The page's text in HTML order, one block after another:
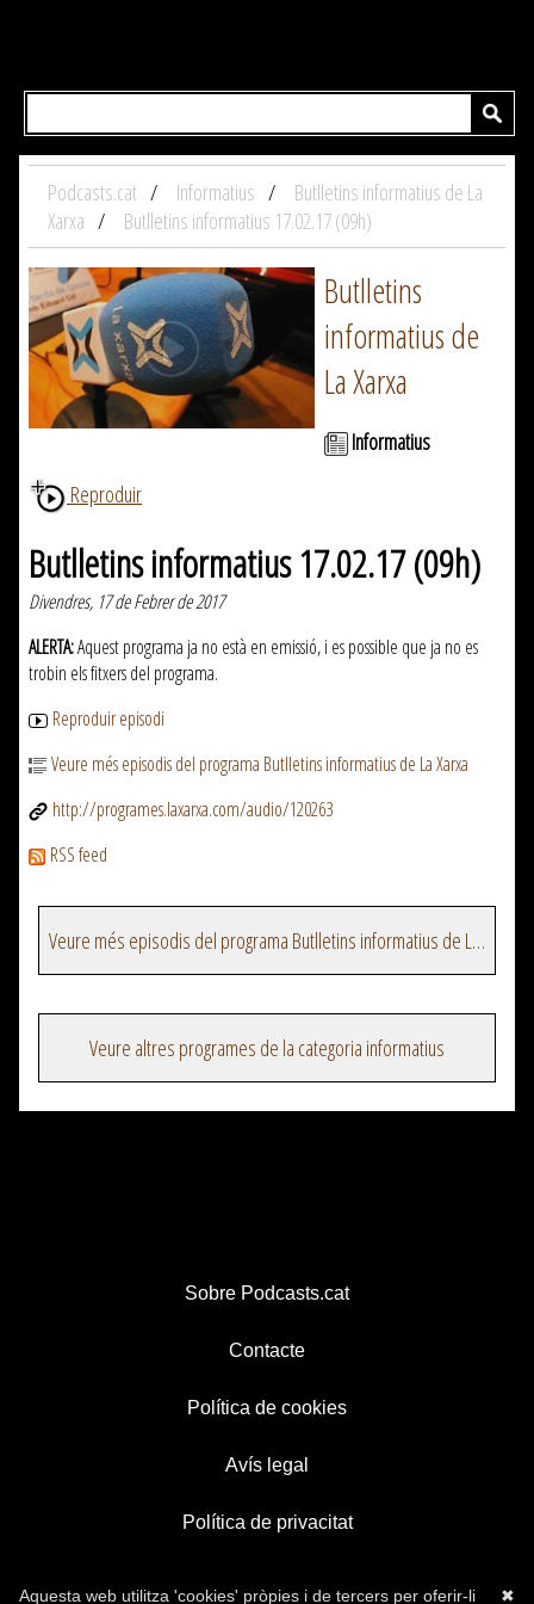
Podcasts.cat Informatius
Butlletins informatius de La
Xarxa
Butlletins informatius 17.02.17 (09h)
Butlletins
informatius de
La Xarxa
Informatius
Reproduir
Butlletins informatius 17.02.17 (09h)
Divendres, 17 de Febrer de 2017
ALERTA:Aquest programa ja no està en emissió, i es possible que ja no es
trobin els fitxers del programa.
Reproduir episodi
Veure més episodis del programa Butlletins informatius de La Xarxa
http://programes.laxarxa.com/audio/120263
RSS feed
Veure més episodis del programa Butlletins informatius de La Xarxa
Veure altres programes de la categoria informatius
Sobre Podcasts.cat
Contacte
Política de cookies
Avís legal
Política de privacitat
✖
Aquesta web utilitza 'cookies' pròpies i de tercers per oferir-li